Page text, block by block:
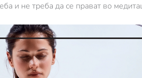
и не треба да се прават во